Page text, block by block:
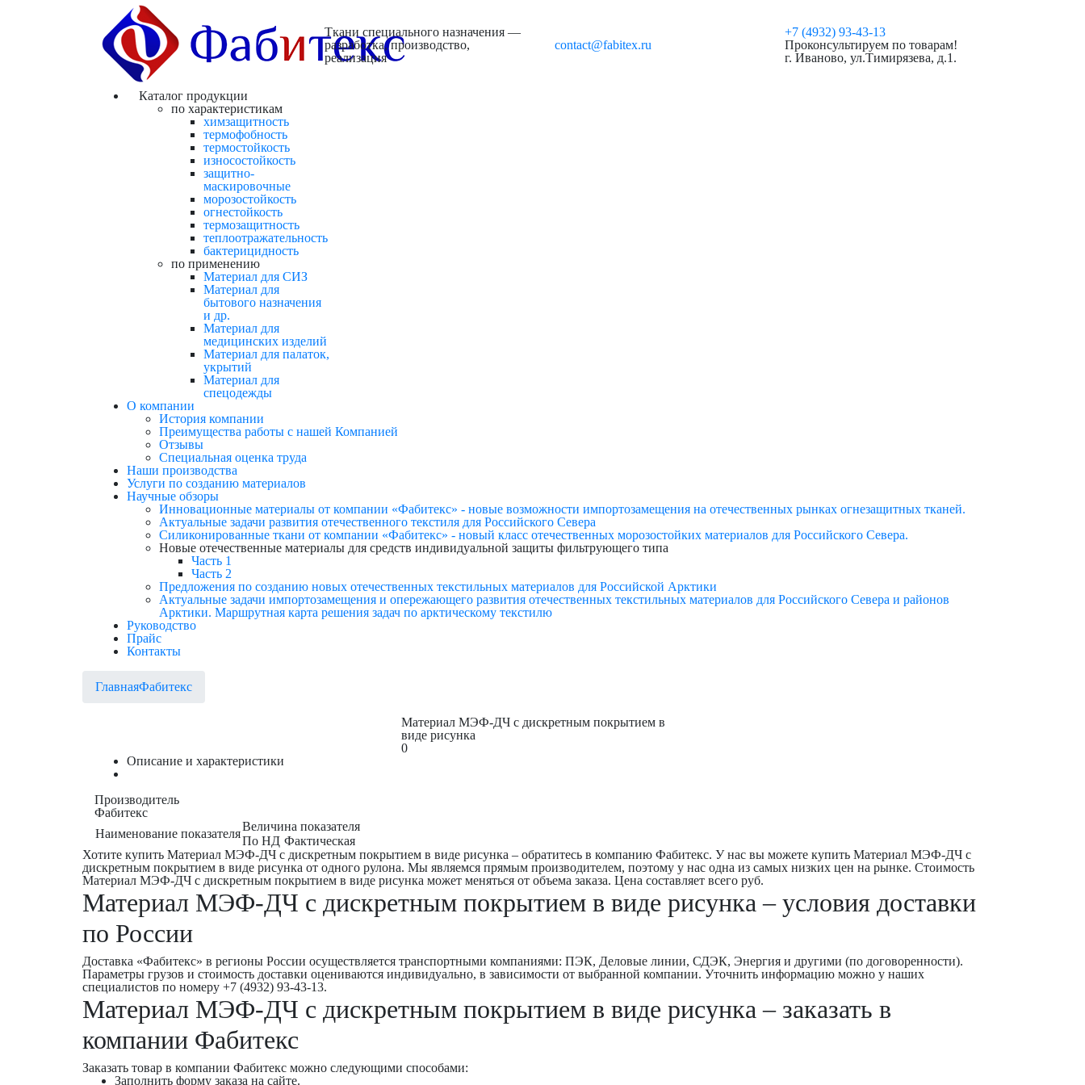
Ткани специального назначения —
разработка, производство,
реализация
contact@fabitex.ru
+7 (4932) 93-43-13
Проконсультируем по товарам!
г. Иваново, ул.Тимирязева, д.1.
Каталог продукции
по характеристикам
химзащитность
термофобность
термостойкость
износостойкость
защитно-
маскировочные
морозостойкость
огнестойкость
термозащитность
теплоотражательность
бактерицидность
по применению
Материал для СИЗ
Материал для
бытового назначения
и др.
Материал для
медицинских изделий
Материал для палаток,
укрытий
Материал для
спецодежды
О компании
История компании
Преимущества работы с нашей Компанией
Отзывы
Cпециальная оценка труда
Наши производства
Услуги по созданию материалов
Научные обзоры
Инновационные материалы от компании «Фабитекс» - новые возможности импортозамещения на отечественных рынках огнезащитных тканей.
Актуальные задачи развития отечественного текстиля для Российского Севера
Силиконированные ткани от компании «Фабитекс» - новый класс отечественных морозостойких материалов для Российского Севера.
Новые отечественные материалы для средств индивидуальной защиты фильтрующего типа
Часть 1
Часть 2
Предложения по созданию новых отечественных текстильных материалов для Российской Арктики
Актуальные задачи импортозамещения и опережающего развития отечественных текстильных материалов для Российского Севера и районов
Арктики. Маршрутная карта решения задач по арктическому текстилю
Руководство
Прайс
Контакты
ГлавнаяФабитекс
Материал МЭФ-ДЧ с дискретным покрытием в
виде рисунка
0
Описание и характеристики
Производитель
Фабитекс
Наименование показателя
Величина показателя
По НД Фактическая
Хотите купить Материал МЭФ-ДЧ с дискретным покрытием в виде рисунка – обратитесь в компанию Фабитекс. У нас вы можете купить Материал МЭФ-ДЧ с
дискретным покрытием в виде рисунка от одного рулона. Мы являемся прямым производителем, поэтому у нас одна из самых низких цен на рынке. Стоимость
Материал МЭФ-ДЧ с дискретным покрытием в виде рисунка может меняться от объема заказа. Цена составляет всего руб.
Материал МЭФ-ДЧ с дискретным покрытием в виде рисунка – условия доставки
по России
Доставка «Фабитекс» в регионы России осуществляется транспортными компаниями: ПЭК, Деловые линии, СДЭК, Энергия и другими (по договоренности).
Параметры грузов и стоимость доставки оцениваются индивидуально, в зависимости от выбранной компании. Уточнить информацию можно у наших
специалистов по номеру +7 (4932) 93-43-13.
Материал МЭФ-ДЧ с дискретным покрытием в виде рисунка – заказать в
компании Фабитекс
Заказать товар в компании Фабитекс можно следующими способами:
Заполнить форму заказа на сайте.